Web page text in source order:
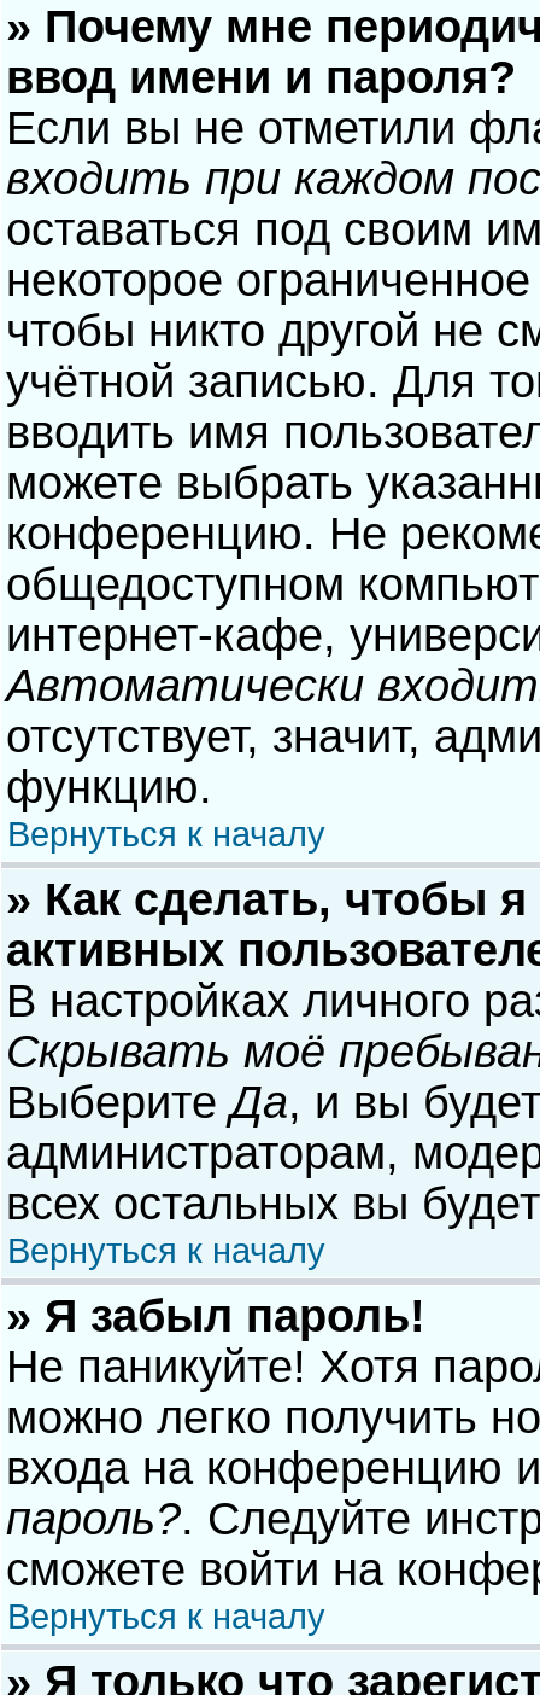
» Почему мне
ввод имени и пароля?
Если вы не отметили
входить при каждом
оставаться под своим
некоторое
чтобы никто другой не
учётной записью. Для
вводить имя
можете выбрать
конференцию. Не
общедоступном
интернет-кафе,
Автоматически
отсутствует, значит,
функцию.
Вернуться к началу
» Как сделать, чтобы
активных
В настройках личного
Скрывать моё
ВыберитеДа, и вы
администраторам,
всех остальных вы
Вернуться к началу
» Я забыл пароль!
Не паникуйте! Хотя
можно легко получить
входа на конференцию
пароль?. Следуйте
сможете войти на
Вернуться к началу
» Я только что